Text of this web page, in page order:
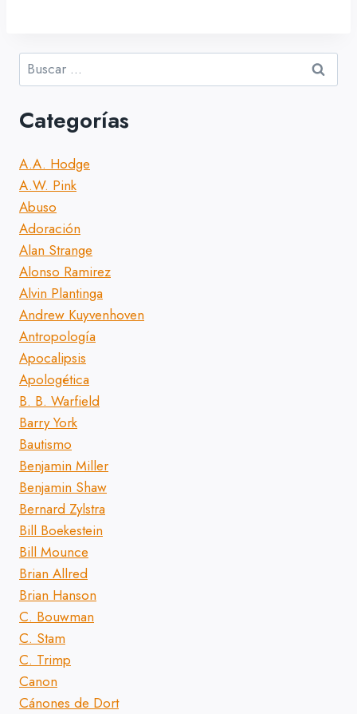
Buscar:
Categorías
A.A. Hodge
A.W. Pink
Abuso
Adoración
Alan Strange
Alonso Ramirez
Alvin Plantinga
Andrew Kuyvenhoven
Antropología
Apocalipsis
Apologética
B. B. Warfield
Barry York
Bautismo
Benjamin Miller
Benjamin Shaw
Bernard Zylstra
Bill Boekestein
Bill Mounce
Brian Allred
Brian Hanson
C. Bouwman
C. Stam
C. Trimp
Canon
Cánones de Dort